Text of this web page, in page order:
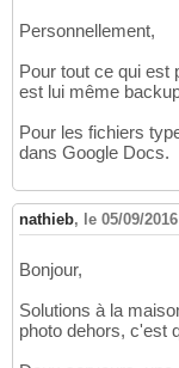
Personnellement,
Pour tout ce qui est
est lui même
Pour les fichiers
dans Google Docs.
nathieb, le 05/09/
Bonjour,
Solutions à la
photo dehors, c'est